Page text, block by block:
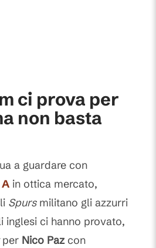
ci prova per
non basta
a guardare con
in ottica mercato,
Spurs militano gli azzurri
inglesi ci hanno provato,
per Nico Pazcon